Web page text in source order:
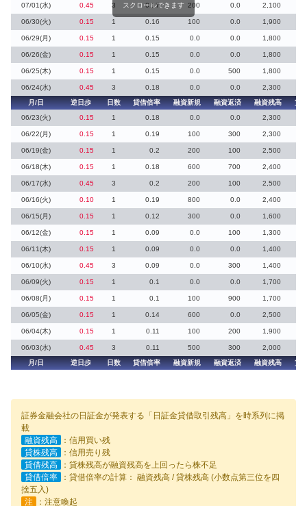
07/01(水) 0.45 3 0.17 200 0.0 2,100
06/30(火) 0.15 1 0.16 100 0.0 1,900
06/29(月) 0.15 1 0.15 0.0 0.0 1,800
06/26(金) 0.15 1 0.15 0.0 0.0 1,800
06/25(木) 0.15 1 0.15 0.0 500 1,800
06/24(水) 0.45 3 0.18 0.0 0.0
2,300
月/日
逆日歩 日数 貸借倍率 融資新規 融資返済 融資残高
貸
06/23(火)
0.15 1 0.18 0.0 0.0 2,300
06/22(月) 0.15 1 0.19 100 300 2,300
06/19(金) 0.15 1 0.2 200 100 2,500
06/18(木) 0.15 1 0.18 600 700 2,400
06/17(水) 0.45 3 0.2 200 100 2,500
06/16(火) 0.10 1 0.19 800 0.0 2,400
06/15(月) 0.15 1 0.12 300 0.0 1,600
06/12(金) 0.15 1 0.09 0.0 100 1,300
06/11(木) 0.15 1 0.09 0.0 0.0 1,400
06/10(水) 0.45 3 0.09 0.0 300 1,400
06/09(火) 0.15 1 0.1 0.0 0.0 1,700
06/08(月) 0.15 1 0.1 100 900 1,700
06/05(金) 0.15 1 0.14 600 0.0 2,500
06/04(木) 0.15 1 0.11 100 200 1,900
06/03(水) 0.45 3 0.11 500 300
2,000
月/日
逆日歩 日数 貸借倍率 融資新規 融資返済 融資残高 貸
スクロールできます
証券金融会社の日証金が発表する「日証金貸借取引残高」を時系列に掲
載
融資残高
：信用買い残
貸株残高
：信用売り残
貸借残高
：貸株残高が融資残高を上回ったら株不足
貸借倍率
：貸借倍率の計算： 融資残高 / 貸株残高 (小数点第三位を四
捨五入)
注
：注意喚起